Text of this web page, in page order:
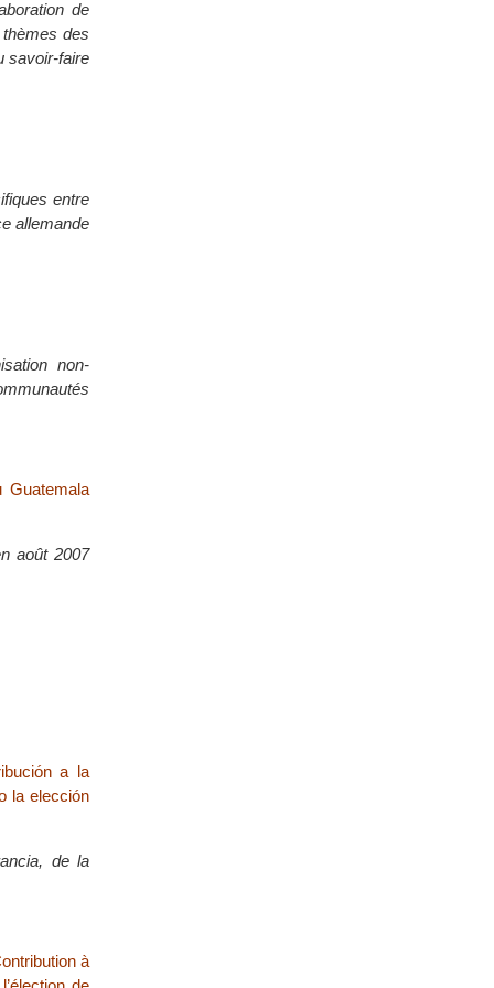
de
des
savoir-faire
entre
allemande
non-
Guatemala
août 2007
a la
la elección
de la
à